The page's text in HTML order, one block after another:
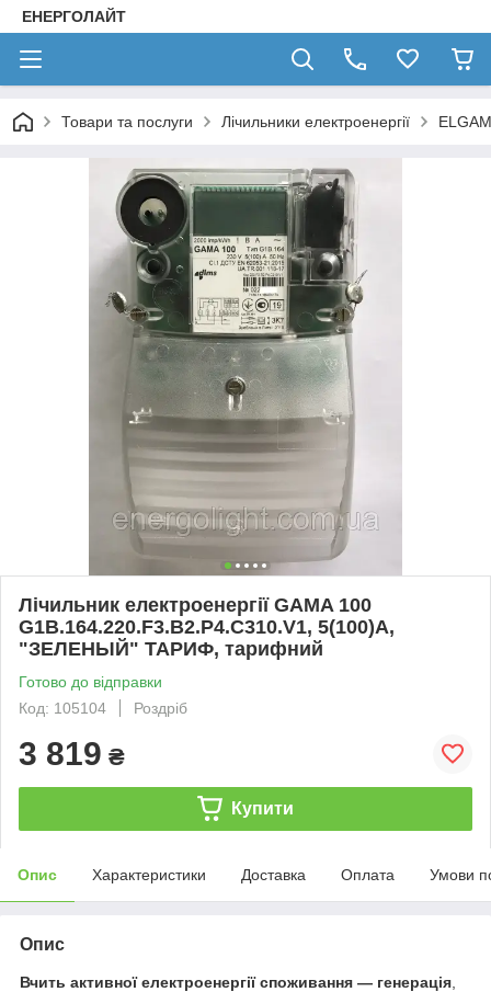
ЕНЕРГОЛАЙТ
Товари та послуги Лічильники електроенергії
Лічильник електроенергії GAMA 100
G1B.164.220.F3.B2.P4.C310.V1, 5(100)А,
"ЗЕЛЕНЫЙ" ТАРИФ, тарифний
Готово до відправки
Код: 105104
Роздріб
3 819 ₴
Купити
Опис Характеристики Доставка Оплата Умови
Опис
Вчить активної електроенергії споживання — генерація